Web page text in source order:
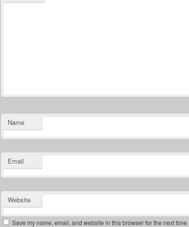
Name
Email
Website
Save my name, email, and website in this browser for the next time